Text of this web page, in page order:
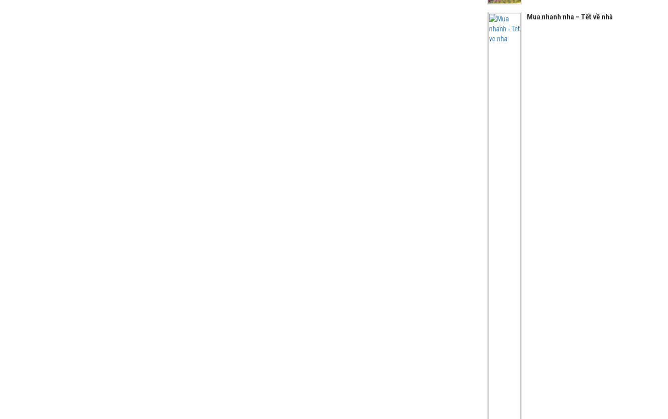
Mua nhanh nha – Tết về nhà